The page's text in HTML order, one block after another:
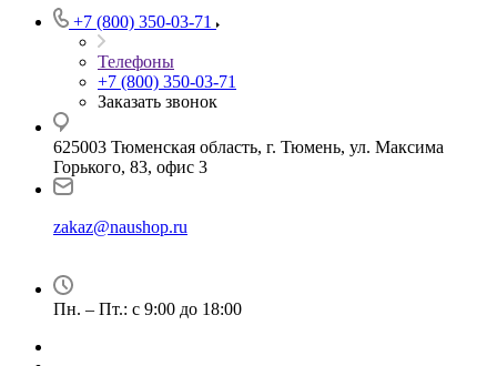
+7 (800) 350-03-71
Телефоны
+7 (800) 350-03-71
Заказать звонок
625003 Тюменская область, г. Тюмень, ул. Максима
Горького, 83, офис 3
zakaz@naushop.ru
Пн. – Пт.: с 9:00 до 18:00